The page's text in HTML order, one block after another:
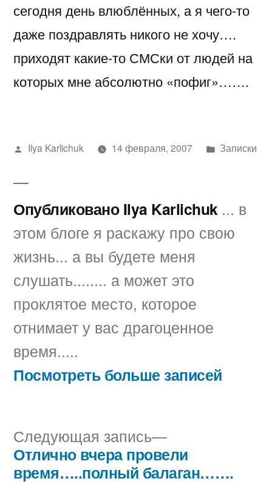
день
сегодня день влюблённых, а я чего-то
даже поздравлять никого не хочу….
приходят какие-то СМСки от людей на
которых мне абсолютно «пофиг»…….
Написано
Ilya Karlichuk 14 февраля, 2007
Написано
Записки
Опубликовано Ilya Karlichuk ... в
этом блоге я раскажу про свою
жизнь... а вы будете меня
слушать........ а может это
проклятое место, которое
отнимает у вас драгоценное
время.....
Посмотреть больше записей
Навигация
Следующая запись
Следующая
запись:
Отлично вчера провели
время…..полный балаган…….